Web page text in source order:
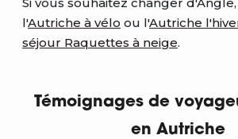
l'Autriche à vélo ou l'Autriche
séjour Raquettes à neige.
Témoignages de
en Autriche